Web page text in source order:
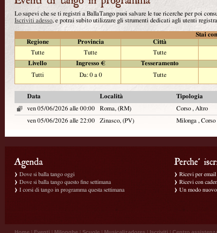
Lo sapevi che se ti registri a BallaTango puoi salvare le tue ricerche per poi
Iscriviti adesso, e potrai subito utilizzare gli strumenti dedicati agli utenti
Stai
Regione
Provincia
Città
Tutte
Tutte
Tutte
Livello
Ingresso €
Tesseramento
Tutti
Da: 0 a 0 Tutte
Data Località
Tipologia
ven 05/06/2026 alle 00:00
Roma, (RM)
Corso , Altro
ven 05/06/2026 alle 22:00
Zinasco, (PV) Milonga , Corso
Dove si balla tango oggi
Dove si balla tango questo fine settimana
I corsi di tango in programma questa settimana
Ricevi per
Ricevi con
Un modo